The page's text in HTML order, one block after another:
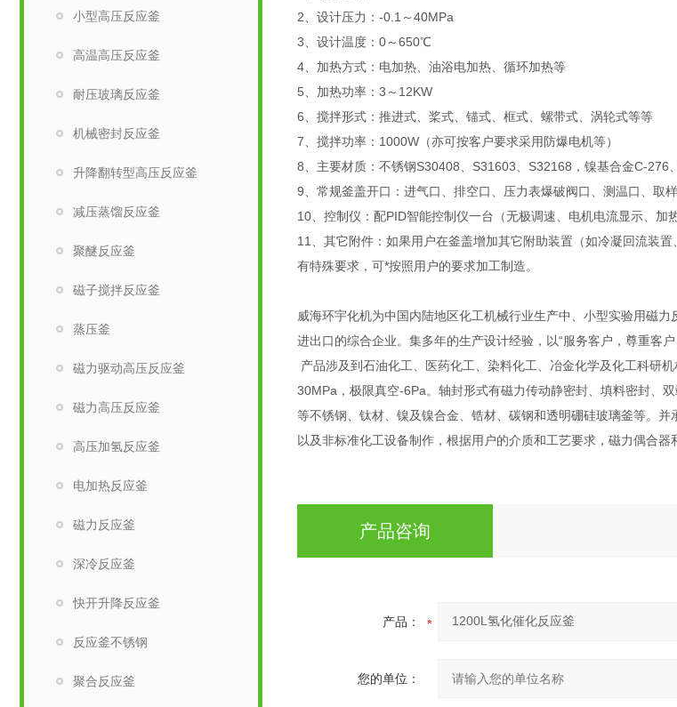
小型高压反应釜
高温高压反应釜
耐压玻璃反应釜
机械密封反应釜
升降翻转型高压反应釜
减压蒸馏反应釜
聚醚反应釜
磁子搅拌反应釜
蒸压釜
磁力驱动高压反应釜
磁力高压反应釜
高压加氢反应釜
电加热反应釜
磁力反应釜
深冷反应釜
快开升降反应釜
反应釜不锈钢
聚合反应釜
2、设计压力：-0.1～40MPa
3、设计温度：0～650℃
4、加热方式：电加热、油浴电加热、循环加热等
5、加热功率：3～12KW
6、搅拌形式：推进式、桨式、锚式、框式、螺带式、涡轮式等等
7、搅拌功率：1000W（亦可按客户要求采用防爆电机等）
8、主要材质：不锈钢S30408、S31603、S32168，镍基合金C-276
9、常规釜盖开口：进气口、排空口、压力表爆破阀口、测温口、取
10、控制仪：配PID智能控制仪一台（无极调速、电机电流显示、加
11、其它附件：如果用户在釜盖增加其它附助装置（如冷凝回流装
有特殊要求，可*按照用户的要求加工制造。
威海环宇化机为中国内陆地区化工机械行业生产中、小型实验用磁
进出口的综合企业。集多年的生产设计经验，以“服务客户，尊重客
产品涉及到石油化工、医药化工、染料化工、冶金化学及化工科研
30MPa，极限真空-6Pa。轴封形式有磁力传动静密封、填料密封、
等不锈钢、钛材、镍及镍合金、锆材、碳钢和透明硼硅玻璃釜等。
以及非标准化工设备制作，根据用户的介质和工艺要求，磁力偶合
产品咨询
产品：
您的单位：